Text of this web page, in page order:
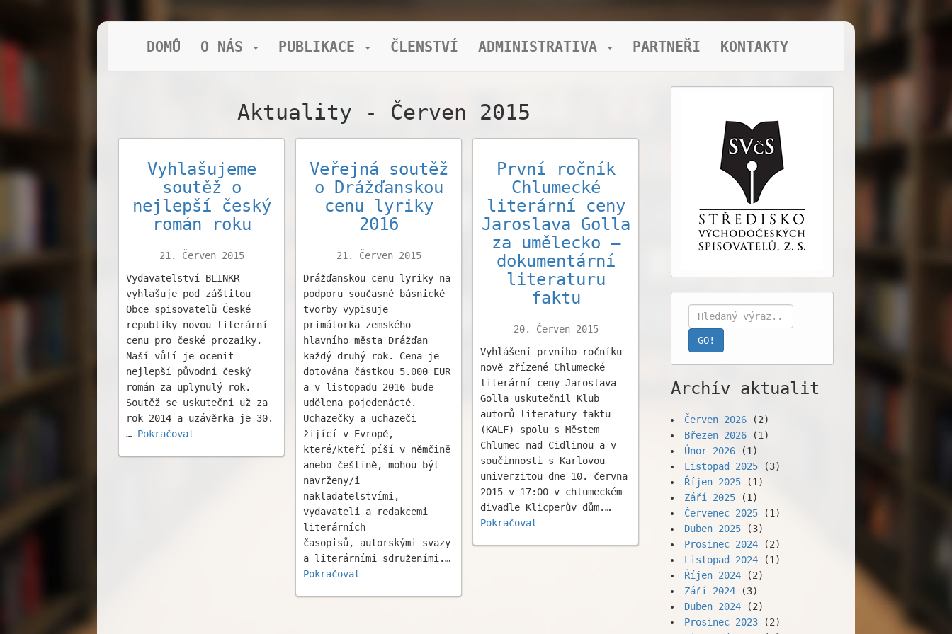
DOMŮ O NÁS PUBLIKACE ČLENSTVÍ ADMINISTRATIVA PARTNEŘI KONTAKTY
Aktuality - Červen 2015
Vyhlašujeme
soutěž o
nejlepší český
román roku
21. Červen 2015
Vydavatelství BLINKR
vyhlašuje pod záštitou
Obce spisovatelů České
republiky novou literární
cenu pro české prozaiky.
Naší vůlí je ocenit
nejlepší původní český
román za uplynulý rok.
Soutěž se uskuteční už za
rok 2014 a uzávěrka je 30.
… Pokračovat
Veřejná soutěž
o Drážďanskou
cenu lyriky
2016
21. Červen 2015
Drážďanskou cenu lyriky na
podporu současné básnické
tvorby vypisuje
primátorka zemského
hlavního města Drážďan
každý druhý rok. Cena je
dotována částkou 5.000 EUR
a v listopadu 2016 bude
udělena pojedenácté.
Uchazečky a uchazeči
žijící v Evropě,
které/kteří píší v němčině
anebo češtině, mohou být
navrženy/i
nakladatelstvími,
vydavateli a redakcemi
literárních
časopisů, autorskými svazy
a literárními sdruženími.…
Pokračovat
První ročník
Chlumecké
literární ceny
Jaroslava Golla
za umělecko –
dokumentární
literaturu
faktu
20. Červen 2015
Vyhlášení prvního ročníku
nově zřízené Chlumecké
literární ceny Jaroslava
Golla uskutečnil Klub
autorů literatury faktu
(KALF) spolu s Městem
Chlumec nad Cidlinou a v
součinnosti s Karlovou
univerzitou dne 10. června
2015 v 17:00 v chlumeckém
divadle Klicperův dům.…
Pokračovat
Archív aktualit
Červen 2026 (2)
Březen 2026 (1)
Únor 2026 (1)
Listopad 2025 (3)
Říjen 2025 (1)
Září 2025 (1)
Červenec 2025 (1)
Duben 2025 (3)
Prosinec 2024 (2)
Listopad 2024 (1)
Říjen 2024 (2)
Září 2024 (3)
Duben 2024 (2)
Prosinec 2023 (2)